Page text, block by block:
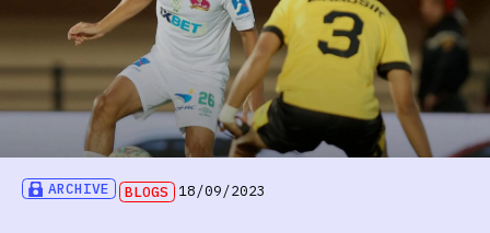
ARCHIVE BLOGS 18/09/2023